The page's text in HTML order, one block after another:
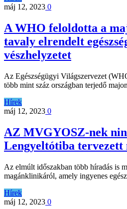
máj 12, 2023 0
A WHO feloldotta a
tavaly elrendelt
vészhelyzetet
Az Egészségügyi Világszervezet
több mint száz országban terjedő
Hírek
máj 12, 2023 0
AZ MVGYOSZ-nek
Lengyeltótiba tervezett
Az elmúlt időszakban több híradás is
magánklinikáról, amely ingyenes
Hírek
máj 12, 2023 0